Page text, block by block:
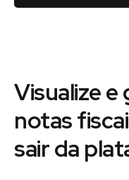
Visualize e
notas
sair da